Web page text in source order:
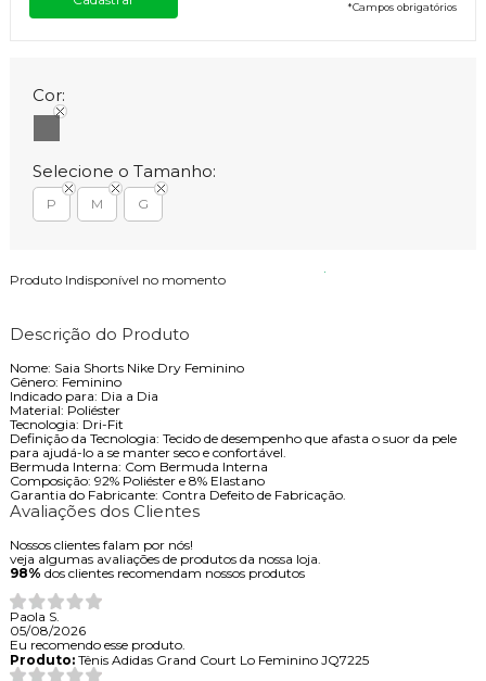
*Campos obrigatórios
Cor:
Selecione o Tamanho:
P M G
Produto Indisponível no momento
Descrição do Produto
Nome: Saia Shorts Nike Dry Feminino
Gênero: Feminino
Indicado para: Dia a Dia
Material: Poliéster
Tecnologia: Dri-Fit
Definição da Tecnologia: Tecido de desempenho que afasta o suor da pele
para ajudá-lo a se manter seco e confortável.
Bermuda Interna: Com Bermuda Interna
Composição: 92% Poliéster e 8% Elastano
Garantia do Fabricante: Contra Defeito de Fabricação.
Avaliações dos Clientes
Nossos clientes falam por nós!
veja algumas avaliações de produtos da nossa loja.
98% dos clientes recomendam nossos produtos
Paola S.
05/08/2026
Eu recomendo esse produto.
Produto:Tênis Adidas Grand Court Lo Feminino JQ7225